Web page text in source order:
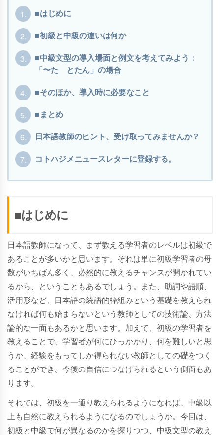
1. ■はじめに
2. ■初級と中級の違いは何か
3.
■中級文型の導入場面と例文を考えてみよう：
「〜た とたん」の場合
4. ■そのほか、導入時に必要なこと
5. ■まとめ
6. 日本語教師のヒント、受け取ってみませんか？
7. コトハジメニュースレターに登録する。
■はじめに
日本語教師になって、まず教える学習者のレベルは初級で
あることが多いかと思います。それは単に初級学習者の母
数がいちばん多く、必然的に教えるチャンスが開かれてい
るから、ということもあるでしょう。また、助詞や語順、
活用形など、日本語の統語的枠組みという基礎を教えられ
なければ何も始まらないという教師としての技術論、方法
論的な一面もあるかと思います。加えて、初級の学習者を
教えることで、学習者が何にひっかかり、何を難しいと思
うか、経験をもってしか得られない教師としての礎をつく
ることができ、今後の自信につなげられるという側面もあ
ります。
それでは、初級を一通り教えられるようになれば、中級以
上も自然に教えられるようになるのでしょうか。今回は、
初級と中級で何が異なるのかを探りつつ、中級文型の教え